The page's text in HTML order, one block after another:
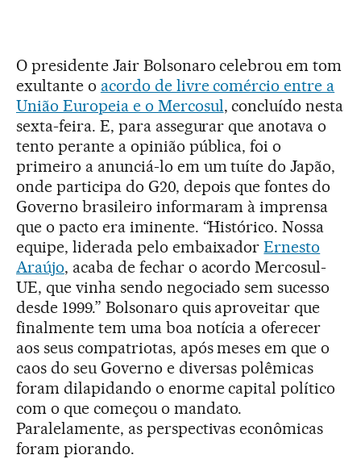
O presidente Jair Bolsonaro celebrou em tom
exultante o acordo de livre comércio entre a
União Europeia e o Mercosul, concluído nesta
sexta-feira. E, para assegurar que anotava o
tento perante a opinião pública, foi o
primeiro a anunciá-lo em um tuíte do Japão,
onde participa do G20, depois que fontes do
Governo brasileiro informaram à imprensa
que o pacto era iminente. “Histórico. Nossa
equipe, liderada pelo embaixadorErnesto
Araújo, acaba de fechar o acordo Mercosul-
UE, que vinha sendo negociado sem sucesso
desde 1999.” Bolsonaro quis aproveitar que
finalmente tem uma boa notícia a oferecer
aos seus compatriotas, após meses em que o
caos do seu Governo e diversas polêmicas
foram dilapidando o enorme capital político
com o que começou o mandato.
Paralelamente, as perspectivas econômicas
foram piorando.